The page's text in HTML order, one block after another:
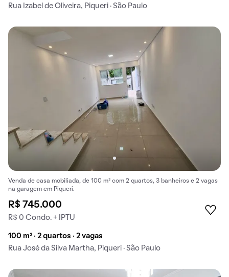
Rua Izabel de Oliveira, Piqueri · São Paulo
Venda de casa mobiliada, de 100 m² com 2 quartos, 3 banheiros e 2 vagas
na garagem em Piqueri.
R$ 745.000
R$ 0 Condo. + IPTU
100 m² · 2 quartos · 2 vagas
Rua José da Silva Martha, Piqueri · São Paulo